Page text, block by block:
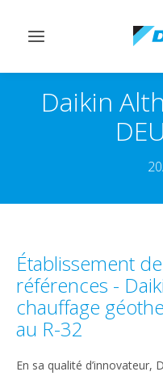
Afficher/masquer
Daikin
Établissement
références -
chauffage
au R-32
En sa qualité d’innovateur,